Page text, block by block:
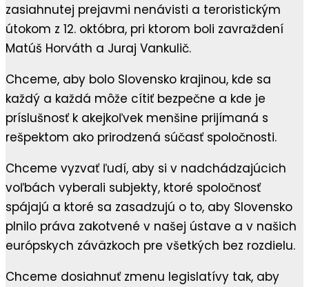
zasiahnutej prejavmi nenávisti a teroristickým
útokom z 12. októbra, pri ktorom boli zavraždení
Matúš Horváth a Juraj Vankulič.
Chceme, aby bolo Slovensko krajinou, kde sa
každý a každá môže cítiť bezpečne a kde je
príslušnosť k akejkoľvek menšine prijímaná s
rešpektom ako prirodzená súčasť spoločnosti.
Chceme vyzvať ľudí, aby si v nadchádzajúcich
voľbách vyberali subjekty, ktoré spoločnosť
spájajú a ktoré sa zasadzujú o to, aby Slovensko
plnilo práva zakotvené v našej ústave a v našich
európskych záväzkoch pre všetkých bez rozdielu.
Chceme dosiahnuť zmenu legislatívy tak, aby